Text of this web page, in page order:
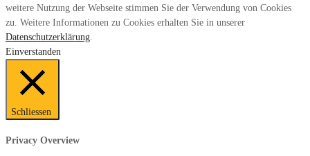
weitere Nutzung der Webseite stimmen Sie der Verwendung von Cookies
zu. Weitere Informationen zu Cookies erhalten Sie in unserer
Datenschutzerklärung.
Einverstanden
Schliessen
Privacy Overview